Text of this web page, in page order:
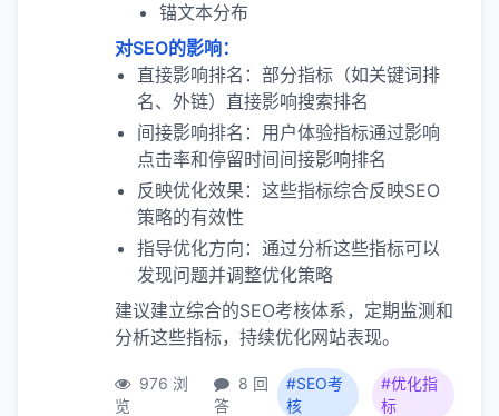
锚文本分布
对SEO的影响：
直接影响排名：部分指标（如关键词排
名、外链）直接影响搜索排名
间接影响排名：用户体验指标通过影响
点击率和停留时间间接影响排名
反映优化效果：这些指标综合反映SEO
策略的有效性
指导优化方向：通过分析这些指标可以
发现问题并调整优化策略
建议建立综合的SEO考核体系，定期监测和
分析这些指标，持续优化网站表现。
976 浏
览
8 回
答
#SEO考
核
#优化指
标